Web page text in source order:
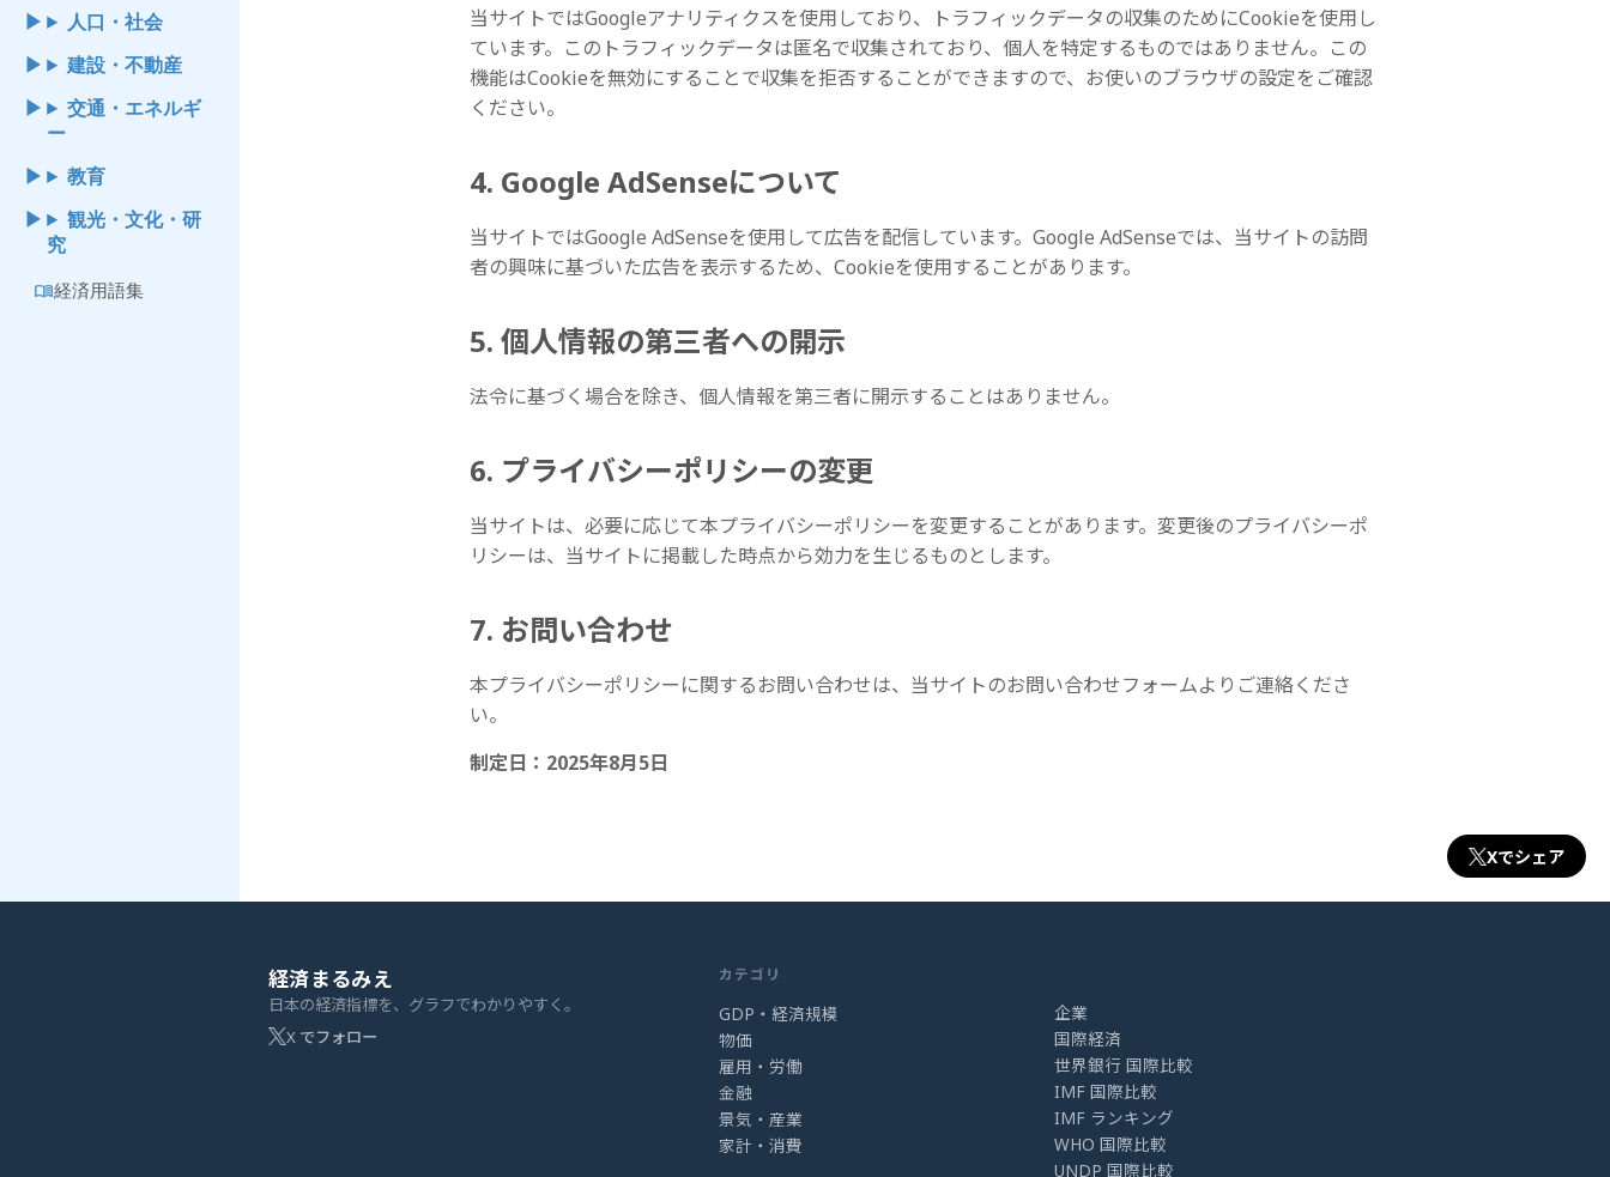
人口・社会
建設・不動産
交通・エネルギ
ー
教育
観光・文化・研
究
menu_book経済用語集
当サイトではGoogleアナリティクスを使用しており、トラフィックデータの収集のためにCookieを使用し
ています。このトラフィックデータは匿名で収集されており、個人を特定するものではありません。この
機能はCookieを無効にすることで収集を拒否することができますので、お使いのブラウザの設定をご確認
ください。
4. Google AdSenseについて
当サイトではGoogle AdSenseを使用して広告を配信しています。Google AdSenseでは、当サイトの訪問
者の興味に基づいた広告を表示するため、Cookieを使用することがあります。
5. 個人情報の第三者への開示
法令に基づく場合を除き、個人情報を第三者に開示することはありません。
6. プライバシーポリシーの変更
当サイトは、必要に応じて本プライバシーポリシーを変更することがあります。変更後のプライバシーポ
リシーは、当サイトに掲載した時点から効力を生じるものとします。
7. お問い合わせ
本プライバシーポリシーに関するお問い合わせは、当サイトのお問い合わせフォームよりご連絡くださ
い。
制定日：2025年8月5日
Xでシェア
経済まるみえ
日本の経済指標を、グラフでわかりやすく。
X でフォロー
カテゴリ
GDP・経済規模
物価
雇用・労働
金融
景気・産業
家計・消費
企業
国際経済
世界銀行 国際比較
IMF 国際比較
IMF ランキング
WHO 国際比較
UNDP 国際比較